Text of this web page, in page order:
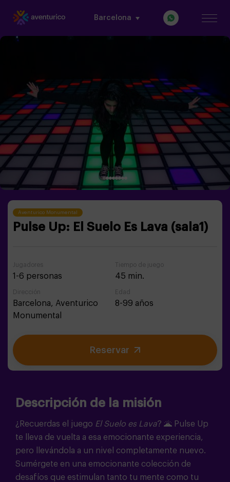
Barcelona
Aventurico Monumental
Pulse Up: El Suelo Es Lava (sala1)
Jugadores
1-6 personas
Tiempo de juego
45 min.
Dirección
Barcelona, Aventurico
Monumental
Edad
8-99 años
Reservar
Descripción de la misión
¿Recuerdas el juego El Suelo es Lava? 🌋 Pulse Up
te lleva de vuelta a esa emocionante experiencia,
pero llevándola a un nivel completamente nuevo.
Sumérgete en una emocionante colección de
desafíos que estimulan tanto tu mente como tu